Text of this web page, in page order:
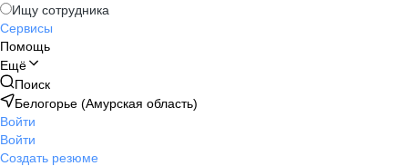
Ищу сотрудника
Сервисы
Помощь
Ещё
Поиск
Белогорье (Амурская область)
Войти
Войти
Создать резюме